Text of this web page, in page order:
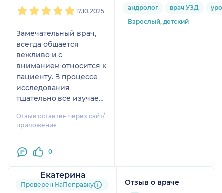
17.10.2025
Замечательный врач,
всегда общается
вежливо и с
вниманием относится к
пациенту. В процессе
исследования
тщательно всё изучает
результаты.
Хочу сказать спасибо и
благодарность за
отзывчивость и
внимательное
Отзыв оставлен через сайт/
приложение
0
андролог врач УЗД
Взрослый, детский
Екатерина
2 отзыва
Проверен НаПоправку Отзыв о враче